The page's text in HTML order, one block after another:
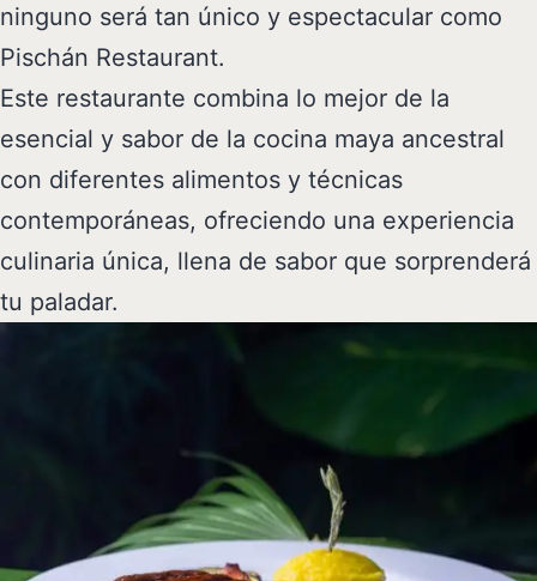
ninguno será tan único y espectacular como
Pischán Restaurant.
Este restaurante combina lo mejor de la
esencial y sabor de la cocina maya ancestral
con diferentes alimentos y técnicas
contemporáneas, ofreciendo una experiencia
culinaria única, llena de sabor que sorprenderá
tu paladar.